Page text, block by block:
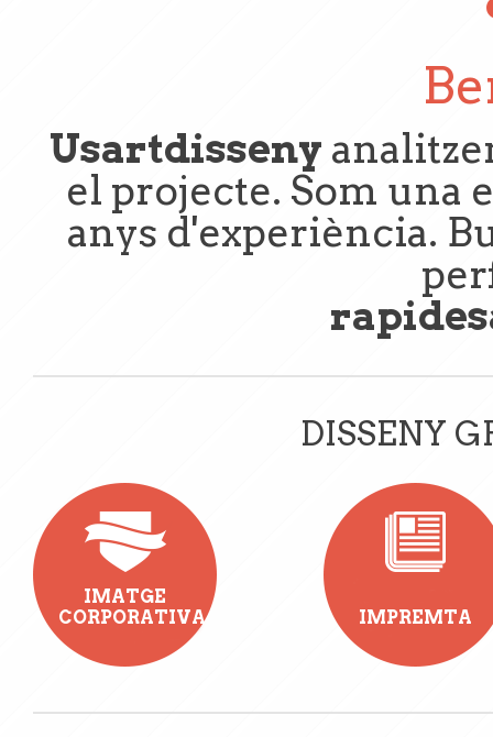
Usartdisseny
el projecte. Som una
anys d'experiència.
DISSENY
IMATGE
CORPORATIVA
IMPREMTA